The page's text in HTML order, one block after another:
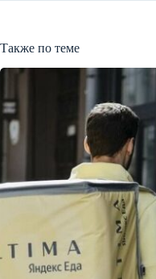
Также по теме